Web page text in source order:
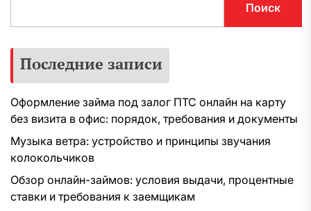
Поиск
Последние записи
Оформление займа под залог ПТС онлайн на карту
без визита в офис: порядок, требования и документы
Музыка ветра: устройство и принципы звучания
колокольчиков
Обзор онлайн-займов: условия выдачи, процентные
ставки и требования к заемщикам